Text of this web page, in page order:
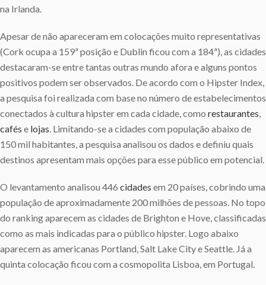
na Irlanda.
Apesar de não apareceram em colocações muito representativas
(Cork ocupa a 159ª posição e Dublin ficou com a 184ª), as cidades
destacaram-se entre tantas outras mundo afora e alguns pontos
positivos podem ser observados. De acordo com o Hipster Index,
a pesquisa foi realizada com base no número de estabelecimentos
conectados à cultura hipster em cada cidade, como restaurantes,
cafés e lojas. Limitando-se a cidades com população abaixo de
150 mil habitantes, a pesquisa analisou os dados e definiu quais
destinos apresentam mais opções para esse público em potencial.
O levantamento analisou 446 cidades em 20 países, cobrindo uma
população de aproximadamente 200 milhões de pessoas. No topo
do ranking aparecem as cidades de Brighton e Hove, classificadas
como as mais indicadas para o público hipster. Logo abaixo
aparecem as americanas Portland, Salt Lake City e Seattle. Já a
quinta colocação ficou com a cosmopolita Lisboa, em Portugal.